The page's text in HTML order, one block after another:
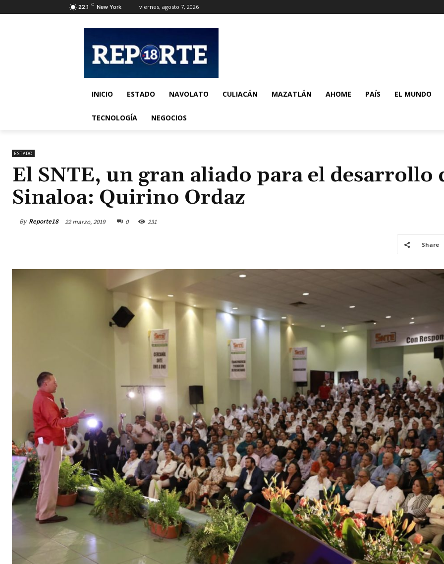
22.1 C New York viernes, agosto 7, 2026
INICIO ESTADO NAVOLATO CULIACÁN MAZATLÁN AHOME PAÍS EL MUNDO
TECNOLOGÍA NEGOCIOS
ESTADO
El SNTE, un gran aliado para el desarrollo
Sinaloa: Quirino Ordaz
By Reporte18 22 marzo, 2019 0 231
Share